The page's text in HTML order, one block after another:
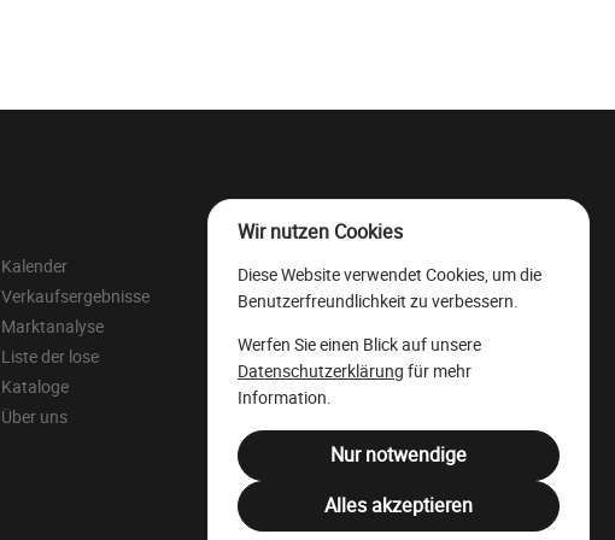
Kalender
Verkaufsergebnisse
Marktanalyse
Liste der lose
Kataloge
Über uns
Der wallonische
Wertholzlagerplatz
Juristensprache
Filière Bois Wallonie
Wir nutzen Cookies
Diese Website verwendet Cookies, um die
Benutzerfreundlichkeit zu verbessern.
Werfen Sie einen Blick auf unsere
Datenschutzerklärung für mehr
Information.
Nur notwendige
Alles akzeptieren